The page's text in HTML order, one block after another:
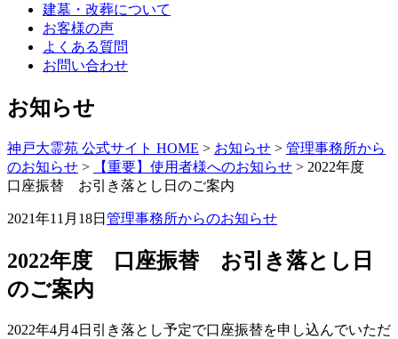
建墓・改葬について
お客様の声
よくある質問
お問い合わせ
お知らせ
神戸大霊苑 公式サイト HOME > お知らせ > 管理事務所から
のお知らせ > 【重要】使用者様へのお知らせ > 2022年度
口座振替 お引き落とし日のご案内
2021年11月18日 管理事務所からのお知らせ
2022年度 口座振替 お引き落とし日
のご案内
2022年4月4日引き落とし予定で口座振替を申し込んでいただ